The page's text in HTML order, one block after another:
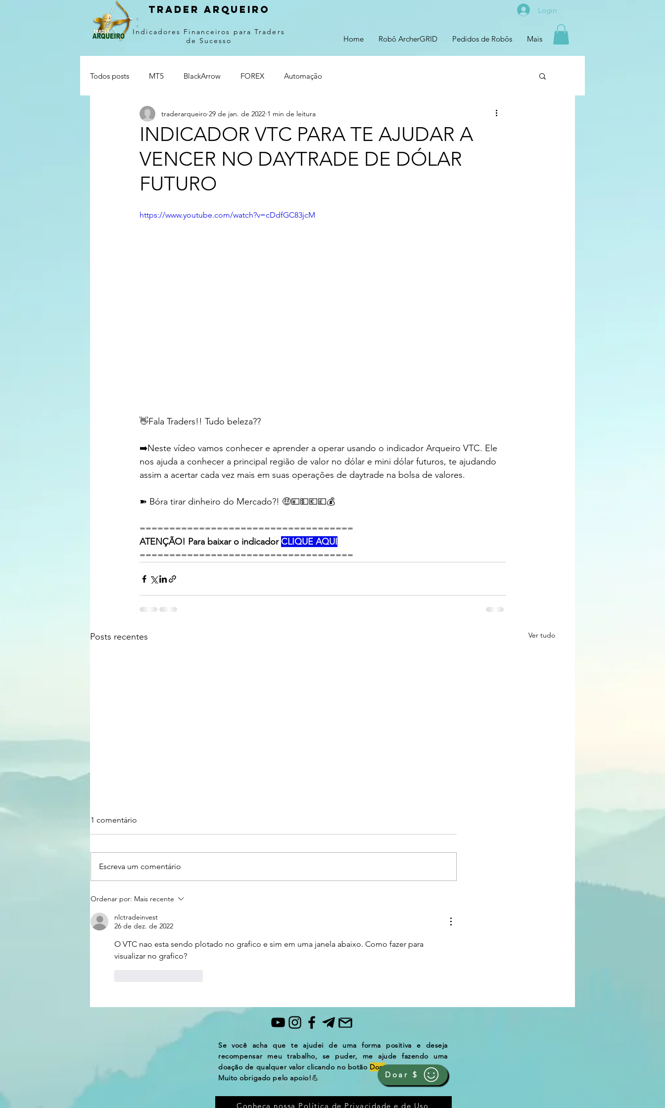
Trader arqueiro
Indicadores Financeiros para Traders
de Sucesso
Login
Home Robô ArcherGRID Pedidos de Robôs Mais
Todos posts MT5 BlackArrow FOREX Automação
INDICADOR VTC PARA TE AJUDAR A
VENCER NO DAYTRADE DE DÓLAR
FUTURO
traderarqueiro 29 de jan. de 2022 1 min de leitura
https://www.youtube.com/watch?v=cDdfGC83jcM
👋Fala Traders!! Tudo beleza??
➡️Neste vídeo vamos conhecer e aprender a operar usando o indicador Arqueiro VTC. Ele
nos ajuda a conhecer a principal região de valor no dólar e mini dólar futuros, te ajudando
assim a acertar cada vez mais em suas operações de daytrade na bolsa de valores.
➽ Bóra tirar dinheiro do Mercado?! 🤑💴💵💶💷💰
====================================
ATENÇÃO! Para baixar o indicador CLIQUE AQUI
====================================
Posts recentes Ver tudo
DESVENDAMOS MAIS UM
SORTEAR NOMES NO
YOUTUBE
1 comentário
Escreva um comentário
Ordenar por: Mais recente
nlctradeinvest
26 de dez. de 2022
O VTC nao esta sendo plotado no grafico e sim em uma janela abaixo. Como fazer para
visualizar no grafico?
Se você acha que te ajudei de uma forma positiva e deseja
recompensar meu trabalho, se puder, me ajude fazendo uma
doação de qualquer valor clicando no botão Doar.
Muito obrigado pelo apoio!💪 Doar $
Conheça nossa Política de Privacidade e de Uso